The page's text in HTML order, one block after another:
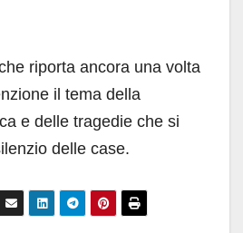
riporta ancora una volta
il tema della
e delle tragedie che si
delle case.